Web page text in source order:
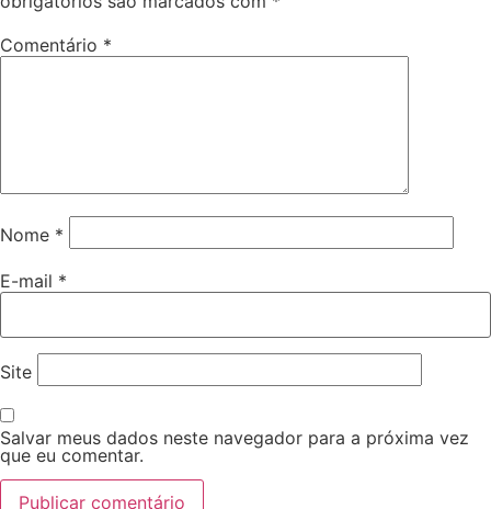
Comentário *
Nome *
E-mail *
Site
Salvar meus dados neste navegador para a próxima vez
que eu comentar.